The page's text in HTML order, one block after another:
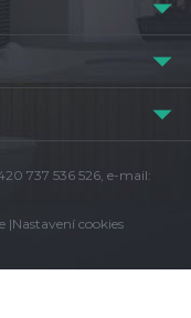
737 536 526, e-mail:
|Nastavení cookies